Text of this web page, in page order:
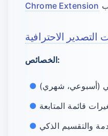
Chrome Extension
التصدير الاحترافية
الخصائص:
(أسبوعي، شهري)
قائمة المتابعة
والتقسيم الذكي